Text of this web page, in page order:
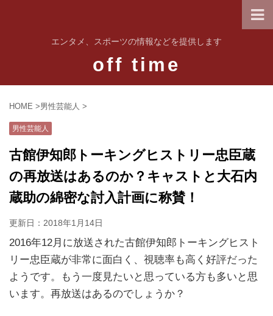
エンタメ、スポーツの情報などを提供します
off time
HOME >男性芸能人 >
男性芸能人
古館伊知郎トーキングヒストリー忠臣蔵
の再放送はあるのか？キャストと大石内
蔵助の綿密な討入計画に称賛！
更新日： 2018年1月14日
2016年12月に放送された古館伊知郎トーキングヒスト
リー忠臣蔵が非常に面白く、視聴率も高く好評だった
ようです。もう一度見たいと思っている方も多いと思
います。再放送はあるのでしょうか？